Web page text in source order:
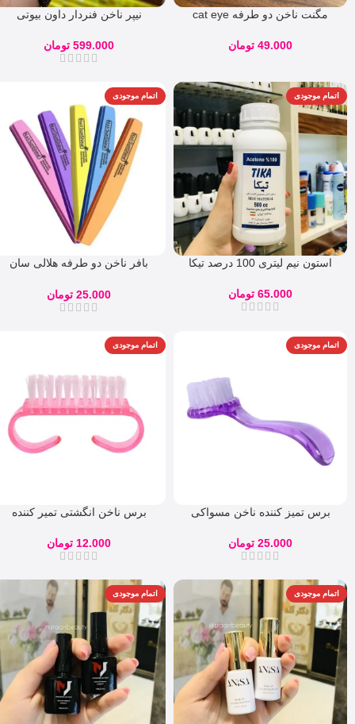
مگنت ناخن دو طرفه cat eye
49.000 تومان
نیپر ناخن فنردار داون بیوتی
میل
599.000 تومان
اتمام موجودی
استون نیم لیتری 100 درصد تیکا
65.000 تومان
اتمام موجودی
بافر ناخن دو طرفه هلالی سان
25.000 تومان
اتمام موجودی
برس تمیز کننده ناخن مسواکی
25.000 تومان
اتمام موجودی
برس ناخن انگشتی تمیر کننده
12.000 تومان
اتمام موجودی اتمام موجودی